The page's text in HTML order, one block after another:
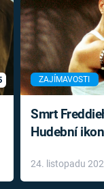
ZAJÍMAVOSTI
Smrt
Hudební
léky
24. listopadu